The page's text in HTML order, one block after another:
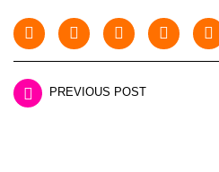
PREVIOUS POST